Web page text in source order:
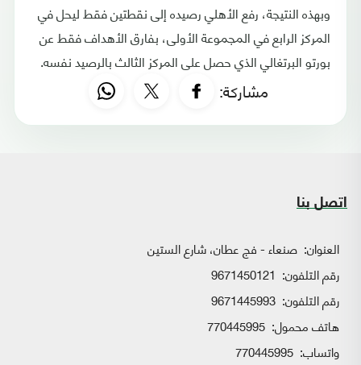
وبهذه النتيجة، رفع الأهلي رصيده إلى نقطتين فقط ليحل في
المركز الرابع في المجموعة الأولى، بفارق الأهداف فقط عن
بورتو البرتغالي الذي حصل على المركز الثالث بالرصيد نفسه.
مشاركة:
اتصل بنا
العنوان: صنعاء - فج عطان، شارع الستين
رقم التلفون: 9671450121
رقم التلفون: 9671445993
هاتف محمول: 770445995
واتساب: